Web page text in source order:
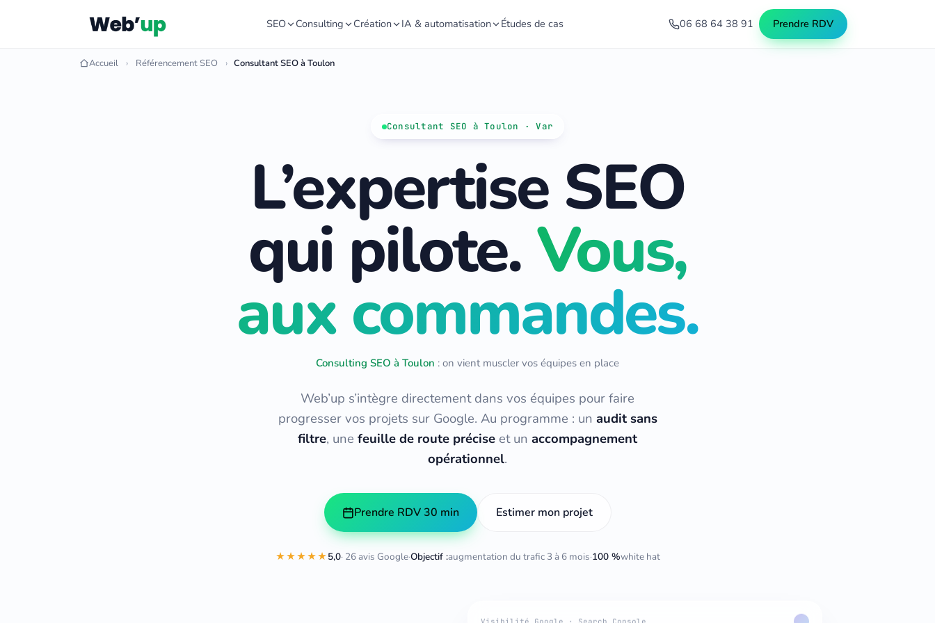
SEO Consulting Création IA & automatisation Études de cas 06 68 64 38 91 Prendre RDV
Accueil Référencement SEO Consultant SEO à Toulon
Consultant SEO à Toulon · Var
L’expertise SEO
qui pilote.Vous,
aux commandes.
Consulting SEO à Toulon : on vient muscler vos équipes en place
Web’up s’intègre directement dans vos équipes pour faire
progresser vos projets sur Google. Au programme : un audit sans
filtre, une feuille de route précise et un accompagnement
opérationnel.
Prendre RDV 30 min Estimer mon projet
★★★★★5,0· 26 avis Google·Objectif :augmentation du trafic 3 à 6 mois·100 %white hat